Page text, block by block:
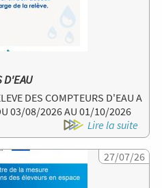
D'EAU
DES COMPTEURS D'EAU A
03/08/2026 AU 01/10/2026
Lire la suite
Image 27/07/26